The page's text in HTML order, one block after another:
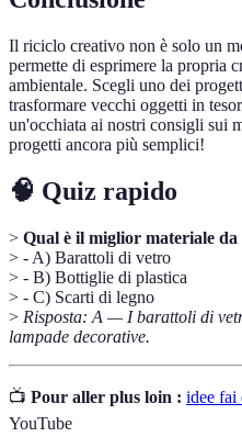
Il riciclo creativo non è solo un
permette di esprimere la propria
ambientale. Scegli uno dei
trasformare vecchi oggetti in
un'occhiata ai nostri consigli sui
progetti ancora più semplici!
🧠 Quiz rapido
> Qual è il miglior materiale
> - A) Barattoli di vetro
> - B) Bottiglie di plastica
> - C) Scarti di legno
> Risposta: A — I barattoli di
lampade decorative.
📺 Pour aller plus loin : idee fai
YouTube